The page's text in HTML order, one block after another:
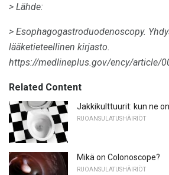
> Lähde:
> Esophagogastroduodenoscopy.
lääketieteellinen kirjasto.
https://medlineplus.gov/ency/article/
Related Content
Jakkikulttuurit: kun ne
RUOANSULATUSHÄIRIÖT
Mikä on Colonoscope?
RUOANSULATUSHÄIRIÖT